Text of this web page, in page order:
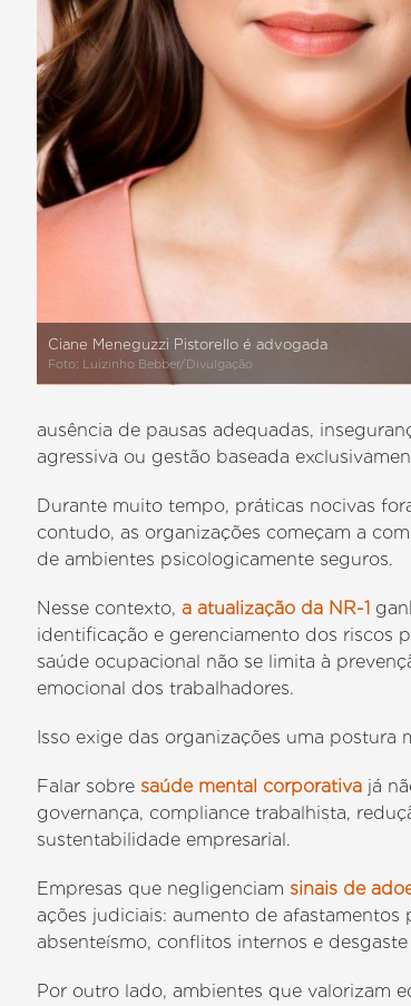
Ciane Meneguzzi Pistorello é advogada
Foto: Luizinho Bebber/Divulgação
ausência de pausas adequadas,
agressiva ou gestão baseada
Durante muito tempo, práticas nocivas
contudo, as organizações começam a
de ambientes psicologicamente seguros.
Nesse contexto, a atualização da NR-1
identificação e gerenciamento dos riscos
saúde ocupacional não se limita à
emocional dos trabalhadores.
Isso exige das organizações uma postura
Falar sobresaúde mental corporativa já
governança, compliance trabalhista,
sustentabilidade empresarial.
Empresas que negligenciamsinais de
ações judiciais: aumento de
absenteísmo, conflitos internos e
Por outro lado, ambientes que valorizam